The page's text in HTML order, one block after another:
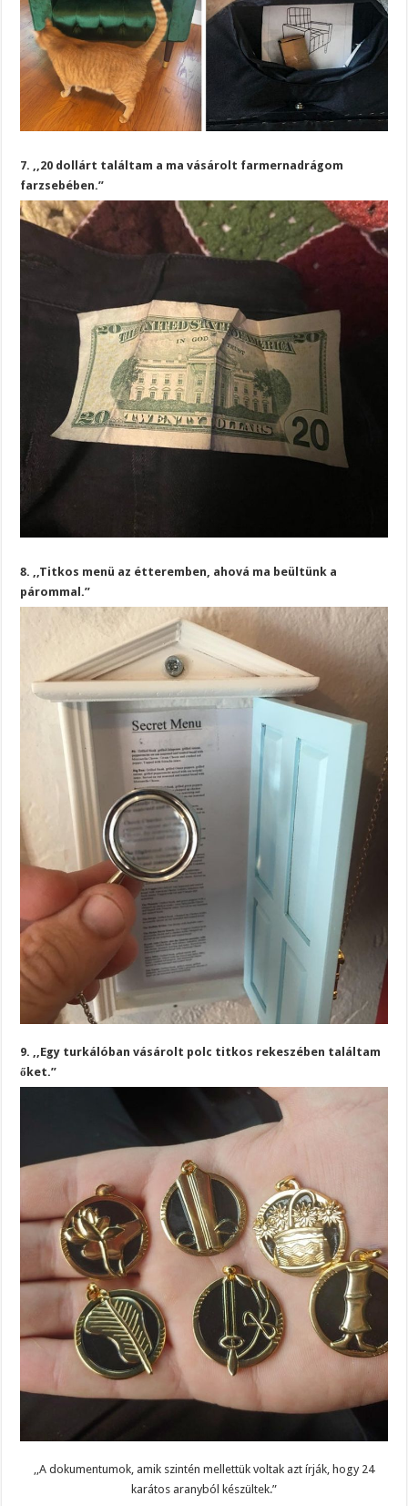
7. ,,20 dollárt találtam a ma vásárolt farmernadrágom
farzsebében.”
8. ,,Titkos menü az étteremben, ahová ma beültünk a
párommal.”
9. ,,Egy turkálóban vásárolt polc titkos rekeszében találtam
őket.”
,,A dokumentumok, amik szintén mellettük voltak azt írják, hogy 24
karátos aranyból készültek.”